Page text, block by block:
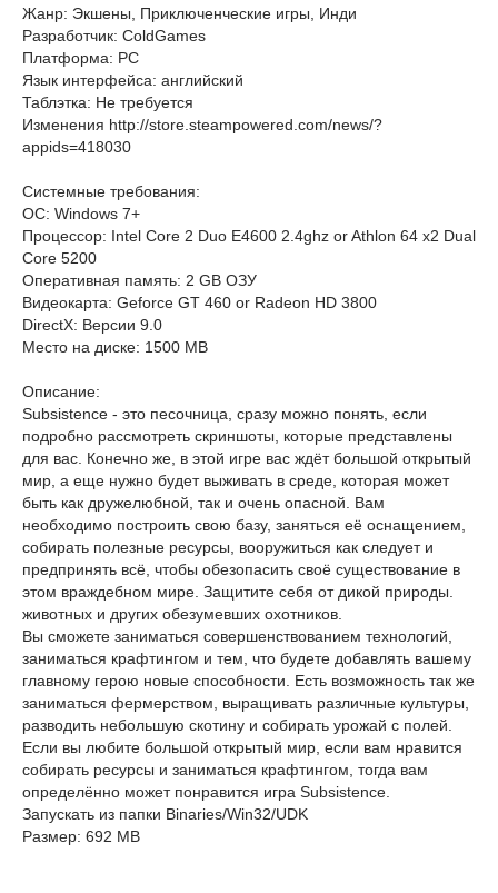
Жанр: Экшены, Приключенческие игры, Инди
Разработчик: ColdGames
Платформа: PC
Язык интерфейса: английский
Таблэтка: Не требуется
Изменения http://store.steampowered.com/news/?
appids=418030
Системные требования:
ОС: Windows 7+
Процессор: Intel Core 2 Duo E4600 2.4ghz or Athlon 64 x2 Dual
Core 5200
Оперативная память: 2 GB ОЗУ
Видеокарта: Geforce GT 460 or Radeon HD 3800
DirectX: Версии 9.0
Место на диске: 1500 MB
Описание:
Subsistence - это песочница, сразу можно понять, если
подробно рассмотреть скриншоты, которые представлены
для вас. Конечно же, в этой игре вас ждёт большой открытый
мир, а еще нужно будет выживать в среде, которая может
быть как дружелюбной, так и очень опасной. Вам
необходимо построить свою базу, заняться её оснащением,
собирать полезные ресурсы, вооружиться как следует и
предпринять всё, чтобы обезопасить своё существование в
этом враждебном мире. Защитите себя от дикой природы.
животных и других обезумевших охотников.
Вы сможете заниматься совершенствованием технологий,
заниматься крафтингом и тем, что будете добавлять вашему
главному герою новые способности. Есть возможность так же
заниматься фермерством, выращивать различные культуры,
разводить небольшую скотину и собирать урожай с полей.
Если вы любите большой открытый мир, если вам нравится
собирать ресурсы и заниматься крафтингом, тогда вам
определённо может понравится игра Subsistence.
Запускать из папки Binaries/Win32/UDK
Размер: 692 MB